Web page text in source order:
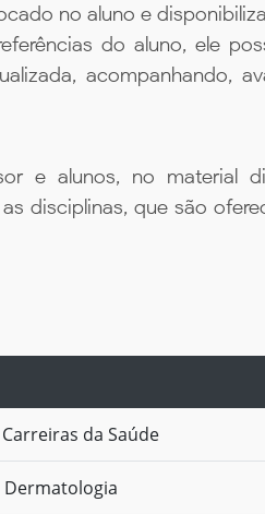
no aluno e
do aluno, ele
acompanhando,
e alunos, no material
disciplinas, que são
da Saúde
Dermatologia